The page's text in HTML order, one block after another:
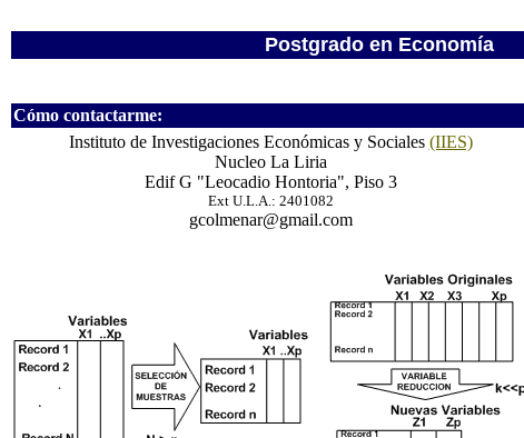
Postgrado en Economía
Cómo contactarme:
Instituto de Investigaciones Económicas y Sociales (IIES)
Nucleo La Liria
Edif G "Leocadio Hontoria", Piso 3
Ext U.L.A.: 2401082
gcolmenar@gmail.com